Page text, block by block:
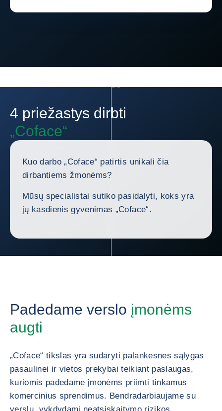
4 priežastys dirbti
„Coface“
Kuo darbo „Coface“ patirtis unikali čia
dirbantiems žmonėms?
Mūsų specialistai sutiko pasidalyti, koks yra
jų kasdienis gyvenimas „Coface“.
Padedame verslo įmonėms
augti
„Coface“ tikslas yra sudaryti palankesnes sąlygas
pasaulinei ir vietos prekybai teikiant paslaugas,
kuriomis padedame įmonėms priimti tinkamus
komercinius sprendimus. Bendradarbiaujame su